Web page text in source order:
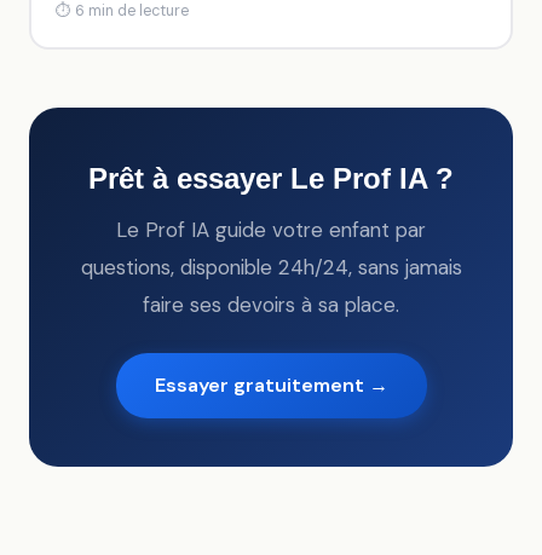
⏱ 6 min de lecture
Prêt à essayer Le Prof IA ?
Le Prof IA guide votre enfant par
questions, disponible 24h/24, sans jamais
faire ses devoirs à sa place.
Essayer gratuitement →